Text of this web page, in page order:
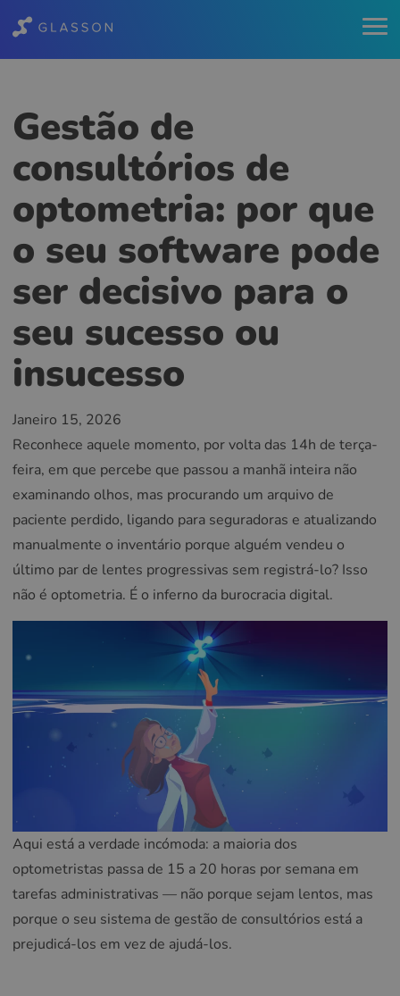
Gestão de
consultórios de
optometria: por que
o seu software pode
ser decisivo para o
seu sucesso ou
insucesso
Janeiro 15, 2026
Reconhece aquele momento, por volta das 14h de terça-
feira, em que percebe que passou a manhã inteira não
examinando olhos, mas procurando um arquivo de
paciente perdido, ligando para seguradoras e atualizando
manualmente o inventário porque alguém vendeu o
último par de lentes progressivas sem registrá-lo? Isso
não é optometria. É o inferno da burocracia digital.
Aqui está a verdade incómoda: a maioria dos
optometristas passa de 15 a 20 horas por semana em
tarefas administrativas — não porque sejam lentos, mas
porque o seu sistema de gestão de consultórios está a
prejudicá-los em vez de ajudá-los.